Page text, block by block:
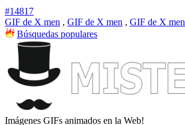
#14817
GIF de X men , GIF de X men , GIF de X men
Búsquedas populares
Imágenes GIFs animados en la Web!